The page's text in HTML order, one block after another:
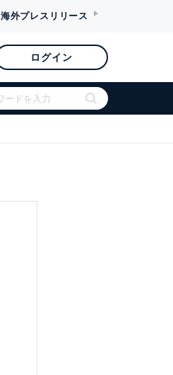
海外プレスリリース
ログイン